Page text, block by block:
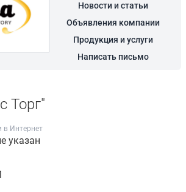
Новости и статьи
Объявления компании
Продукция и услуги
Написать письмо
Торг"
в Интернет
указан